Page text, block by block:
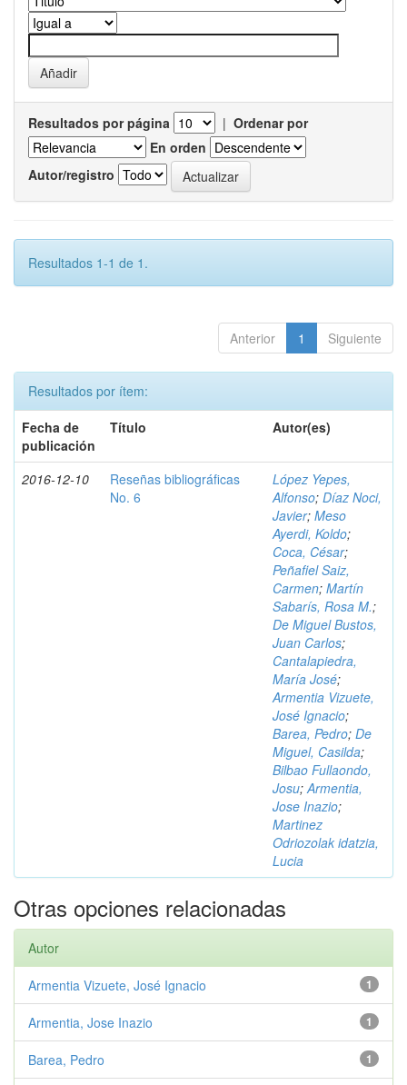
Resultados por página | Ordenar por
En orden
Autor/registro
Resultados 1-1 de 1.
Anterior 1 Siguiente
Resultados por ítem:
Fecha de
publicación
Título Autor(es)
2016-12-10
Reseñas bibliográficas
No. 6
López Yepes,
Alfonso; Díaz Noci,
Javier; Meso
Ayerdi, Koldo;
Coca, César;
Peñafiel Saiz,
Carmen; Martín
Sabarís, Rosa M.;
De Miguel Bustos,
Juan Carlos;
Cantalapiedra,
María José;
Armentia Vizuete,
José Ignacio;
Barea, Pedro; De
Miguel, Casilda;
Bilbao Fullaondo,
Josu;Armentia,
Jose Inazio;
Martinez
Odriozolak idatzia,
Lucia
Otras opciones relacionadas
Autor
1
Armentia Vizuete, José Ignacio
1
Armentia, Jose Inazio
1
Barea, Pedro